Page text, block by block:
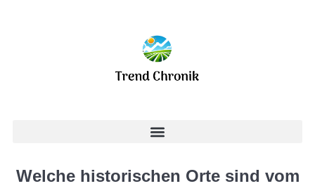
Welche historischen Orte sind vom